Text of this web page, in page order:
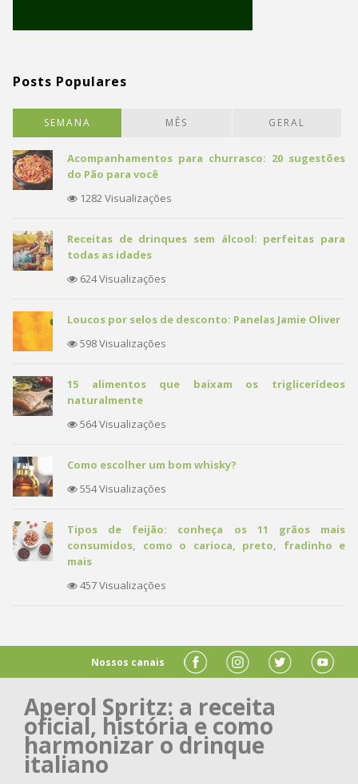
Posts Populares
SEMANA MÊS GERAL
Acompanhamentos para churrasco: 20 sugestões
do Pão para você
1282 Visualizações
Receitas de drinques sem álcool: perfeitas para
todas as idades
624 Visualizações
Loucos por selos de desconto: Panelas Jamie Oliver
598 Visualizações
15 alimentos que baixam os triglicerídeos
naturalmente
564 Visualizações
Como escolher um bom whisky?
554 Visualizações
Tipos de feijão: conheça os 11 grãos mais
consumidos, como o carioca, preto, fradinho e
mais
457 Visualizações
Nossos canais
Aperol Spritz: a receita
oficial, história e como
harmonizar o drinque
italiano